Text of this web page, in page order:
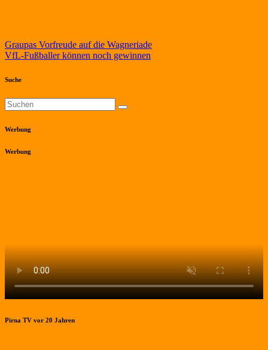
Beitragsnavigation
Graupas Vorfreude auf die Wagneriade
VfL-Fußballer können noch gewinnen
Suche
Werbung
Werbung
Pirna TV vor 20 Jahren